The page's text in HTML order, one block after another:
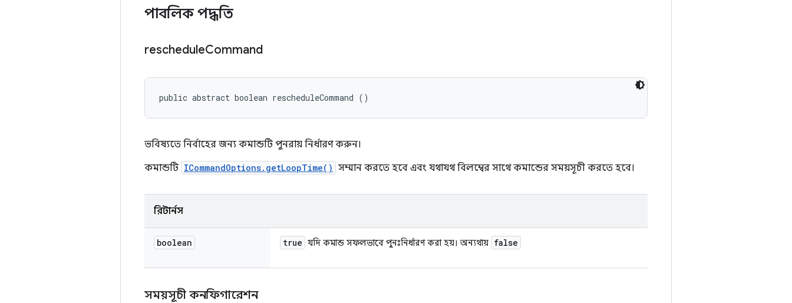
পাবলিক পদ্ধতি
rescheduleCommand
public abstract boolean rescheduleCommand ()
ভবিষ্যতে নির্বাহের জন্য কমান্ডটি পুনরায় নির্ধারণ করুন।
কমান্ডটি ICommandOptions.getLoopTime() সম্মান করতে হবে এবং যথাযথ বিলম্বের সাথে কমান্ডের সময়সূচী করতে হবে।
রিটার্নস
boolean true যদি কমান্ড সফলভাবে পুনঃনির্ধারণ করা হয়। অন্যথায় false
সময়সূচী কনফিগারেশন